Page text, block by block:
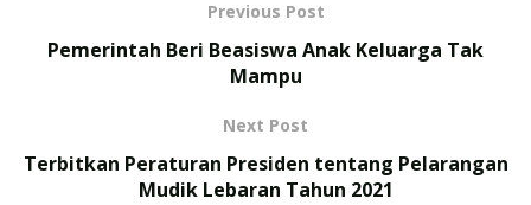
Previous Post
Pemerintah Beri Beasiswa Anak Keluarga Tak
Mampu
Next Post
Terbitkan Peraturan Presiden tentang Pelarangan
Mudik Lebaran Tahun 2021